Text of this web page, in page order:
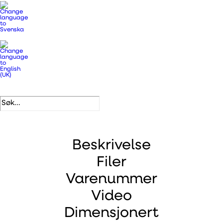
DB-nummer
Beskrivelse
Filer
Varenummer
Video
Dimensjonert